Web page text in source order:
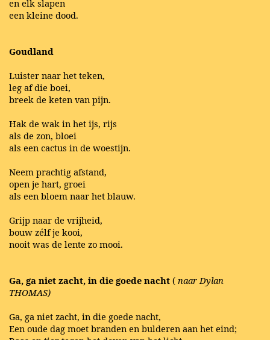
en elk slapen
een kleine dood.
Goudland
Luister naar het teken,
leg af die boei,
breek de keten van pijn.
Hak de wak in het ijs, rijs
als de zon, bloei
als een cactus in de woestijn.
Neem prachtig afstand,
open je hart, groei
als een bloem naar het blauw.
Grijp naar de vrijheid,
bouw zélf je kooi,
nooit was de lente zo mooi.
Ga, ga niet zacht, in die goede nacht ( naar Dylan
THOMAS)
Ga, ga niet zacht, in die goede nacht,
Een oude dag moet branden en bulderen aan het eind;